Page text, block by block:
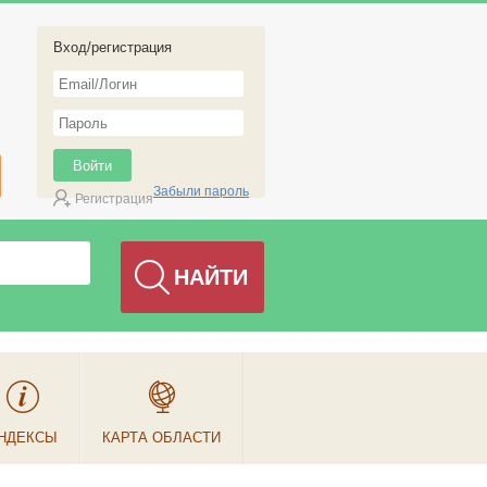
Вход/регистрация
РегистрацияЗабыли пароль
КАРТА ОБЛАСТИ